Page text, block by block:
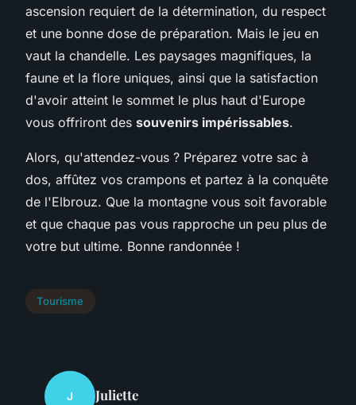
ascension requiert de la détermination, du respect
et une bonne dose de préparation. Mais le jeu en
vaut la chandelle. Les paysages magnifiques, la
faune et la flore uniques, ainsi que la satisfaction
d'avoir atteint le sommet le plus haut d'Europe
vous offriront des souvenirs impérissables.
Alors, qu'attendez-vous ? Préparez votre sac à
dos, affûtez vos crampons et partez à la conquête
de l'Elbrouz. Que la montagne vous soit favorable
et que chaque pas vous rapproche un peu plus de
votre but ultime. Bonne randonnée !
Tourisme
J Juliette